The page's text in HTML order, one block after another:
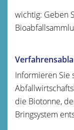
wichtig: Geben
Informieren Sie
die Biotonne,
Bringsystem